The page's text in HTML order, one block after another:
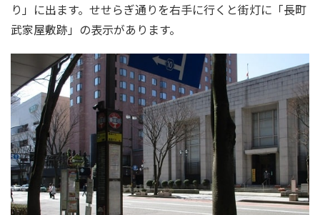
り」に出ます。せせらぎ通りを右手に行くと街灯に「長町
武家屋敷跡」の表示があります。